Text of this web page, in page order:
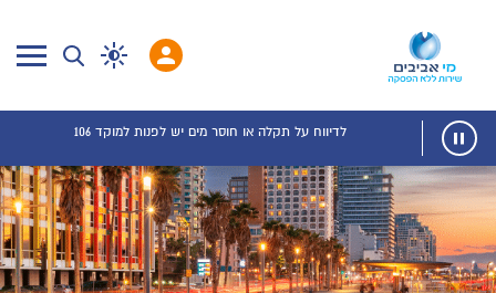
לדיווח על תקלה או חוסר מים יש לפנות למוקד 106